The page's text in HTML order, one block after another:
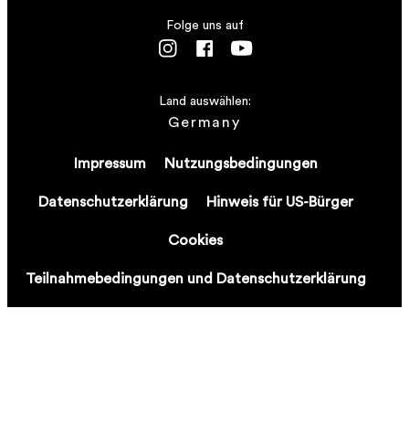
Impressum Nutzungsbedingungen
Datenschutzerklärung Hinweis für US-Bürger
Cookies
Teilnahmebedingungen und Datenschutzerklärung
Land auswählen:
Germany
Folge uns auf